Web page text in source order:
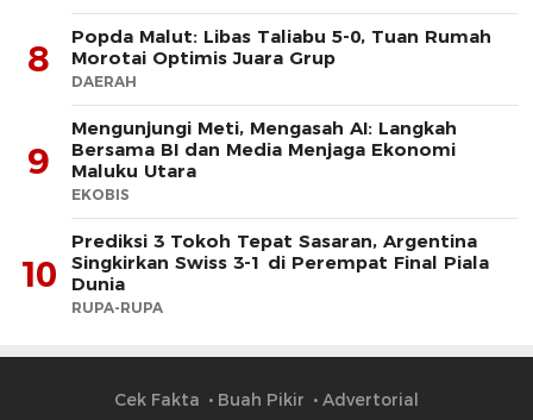
8
Popda Malut: Libas Taliabu 5-0, Tuan Rumah
Morotai Optimis Juara Grup
DAERAH
9
Mengunjungi Meti, Mengasah AI: Langkah
Bersama BI dan Media Menjaga Ekonomi
Maluku Utara
EKOBIS
10
Prediksi 3 Tokoh Tepat Sasaran, Argentina
Singkirkan Swiss 3-1 di Perempat Final Piala
Dunia
RUPA-RUPA
Cek Fakta Buah Pikir Advertorial